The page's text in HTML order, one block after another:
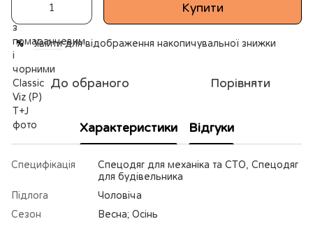
Купити
% Увійтидля відображення накопичувальної знижки
До обраного Порівняти
Характеристики Відгуки
Специфікація
Спецодяг для механіка та СТО, Спецодяг
для будівельника
Підлога
Чоловіча
Сезон
Весна; Осінь